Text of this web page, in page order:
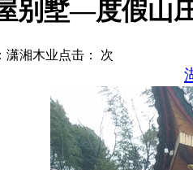
别墅—度假山
潇湘木业点击： 次